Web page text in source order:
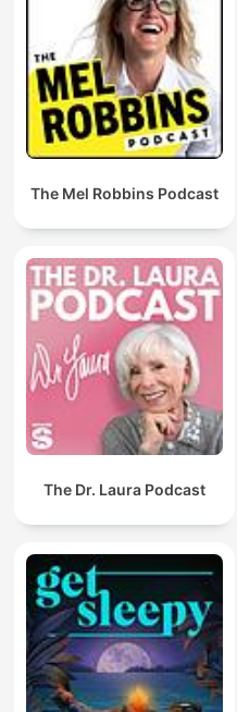
The Mel Robbins Podcast
The Dr. Laura Podcast